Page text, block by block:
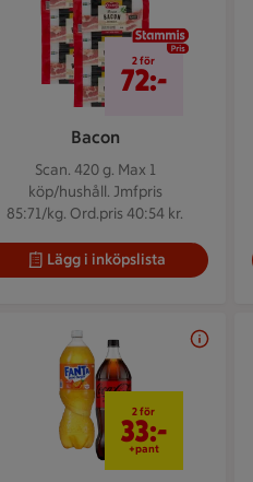
Bacon
Scan. 420 g. Max 1
köp/hushåll. Jmfpris
85:71/kg. Ord.pris 40:54 kr.
2 för 72 kr
2 för
72:-
Lägg i inköpslista
2 för 33 kr
2 för
33:-
+pant